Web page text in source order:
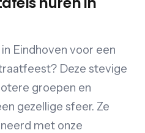
Eindhoven voor een
Deze stevige
groepen en
gezellige sfeer. Ze
met onze